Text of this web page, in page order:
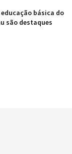
básica do
são destaques